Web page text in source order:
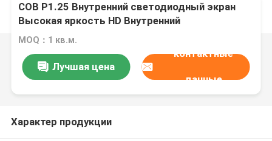
COB P1.25 Внутренний светодиодный экран
Высокая яркость HD Внутренний
видеостенный панель светодиодный экран
MOQ：1 кв.м.
Лучшая цена
контактные
данные
Характер продукции